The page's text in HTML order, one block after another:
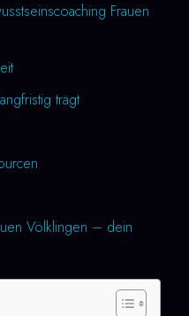
Frauen
trägt
Völklingen – dein